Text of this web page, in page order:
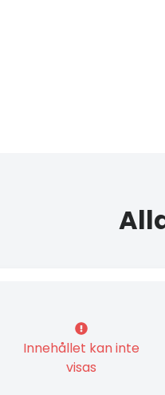
Innehållet kan inte
visas